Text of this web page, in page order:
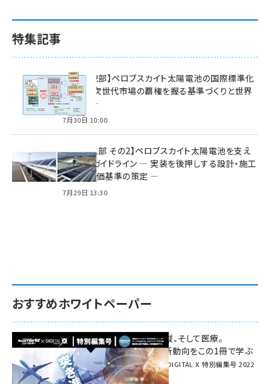
特集記事
特集【第2部】ペロブスカイト太陽電池の国際標準化
戦略 ― 次世代市場の覇権を握る基準づくりと世界
の動向 ―
7月30日 10:00
特集【第1部 その2】ペロブスカイト太陽電池を支え
る2つのガイドライン ― 実装を後押しする設計・施工
方針と評価基準の策定 ―
7月29日 13:30
おすすめホワイトペーパー
環境対策、建機の遠隔操縦、そして医療。
次世代通信規格「5G」最新動向をこの1冊で学ぶ
SmartGrid ニューズレター × DIGITAL X 特別編集号 2022
Summer